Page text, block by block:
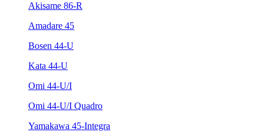
Akisame 86-R
Amadare 45
Bosen 44-U
Kata 44-U
Omi 44-U/I
Omi 44-U/I Quadro
Yamakawa 45-Integra